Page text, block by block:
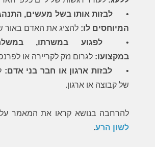
•
לבזות אותו בשל מעשים,
המיוחסים לו: להציג את האדם באור
•
לפגוע במשרתו,
במקצועו: לגרום נזק לקריירה או
•
לבזות ארגון או חבר בני אדם:
של קבוצה או ארגון.
להרחבה בנושא קראו את המאמר
לשון הרע.